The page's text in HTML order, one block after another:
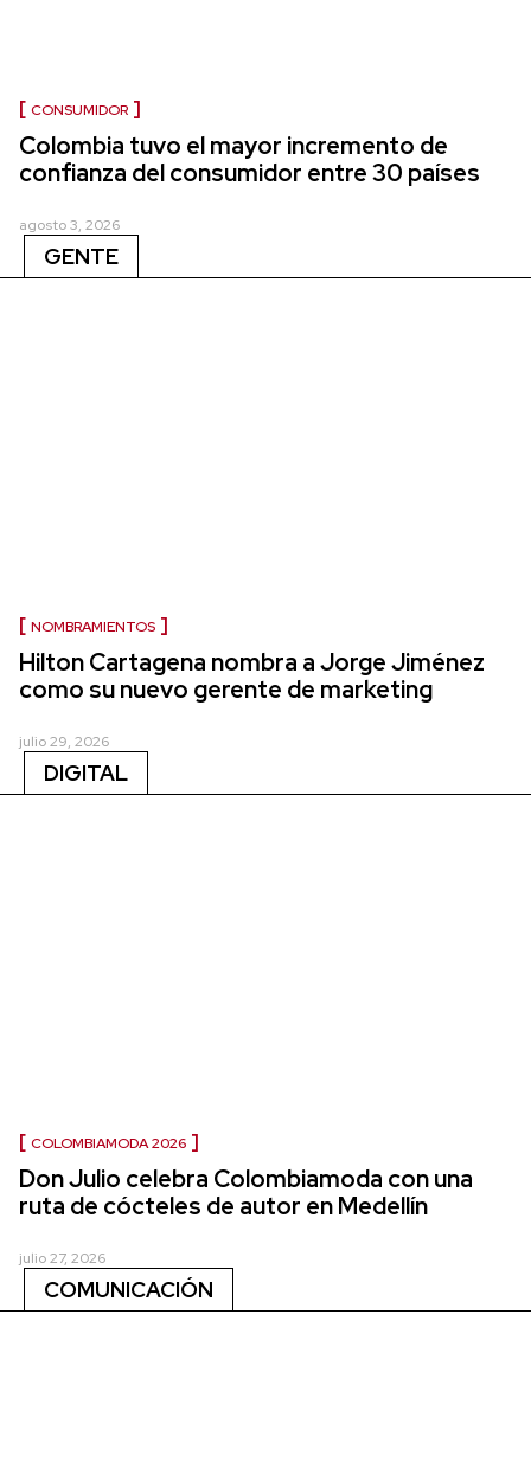
CONSUMIDOR
Colombia tuvo el mayor incremento de
confianza del consumidor entre 30 países
agosto 3, 2026
GENTE
NOMBRAMIENTOS
Hilton Cartagena nombra a Jorge Jiménez
como su nuevo gerente de marketing
julio 29, 2026
DIGITAL
COLOMBIAMODA 2026
Don Julio celebra Colombiamoda con una
ruta de cócteles de autor en Medellín
julio 27, 2026
COMUNICACIÓN